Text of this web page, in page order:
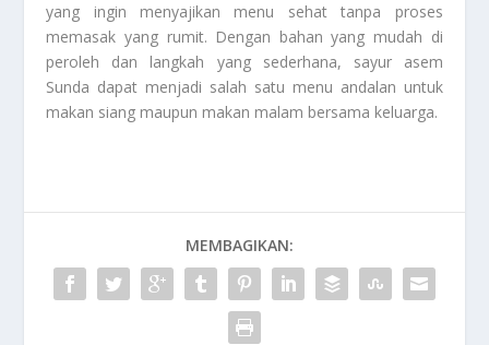
yang ingin menyajikan menu sehat tanpa proses
memasak yang rumit. Dengan bahan yang mudah di
peroleh dan langkah yang sederhana, sayur asem
Sunda dapat menjadi salah satu menu andalan untuk
makan siang maupun makan malam bersama keluarga.
MEMBAGIKAN: